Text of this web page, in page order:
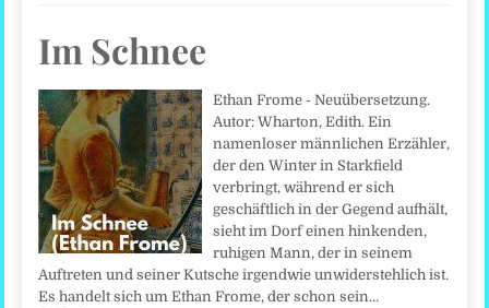
Im Schnee
Ethan Frome - Neuübersetzung.
Autor: Wharton, Edith. Ein
namenloser männlichen Erzähler,
der den Winter in Starkfield
verbringt, während er sich
geschäftlich in der Gegend aufhält,
sieht im Dorf einen hinkenden,
ruhigen Mann, der in seinem
Auftreten und seiner Kutsche irgendwie unwiderstehlich ist.
Es handelt sich um Ethan Frome, der schon sein…